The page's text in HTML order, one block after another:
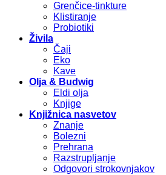
Grenčice-tinkture
Klistiranje
Probiotiki
Živila
Čaji
Eko
Kave
Olja & Budwig
Eldi olja
Knjige
Knjižnica nasvetov
Znanje
Bolezni
Prehrana
Razstrupljanje
Odgovori strokovnjakov